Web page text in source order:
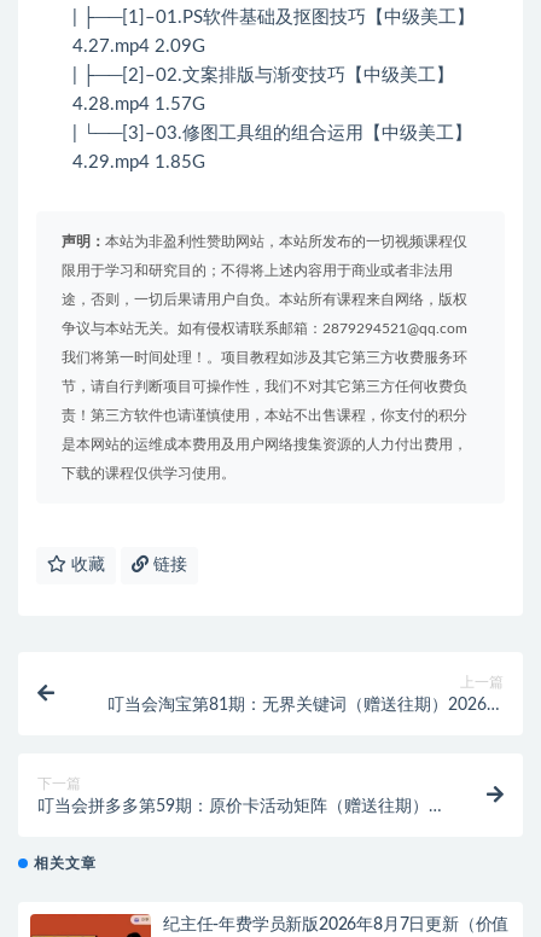
| ├──[1]–01.PS软件基础及抠图技巧【中级美工】
4.27.mp4 2.09G
| ├──[2]–02.文案排版与渐变技巧【中级美工】
4.28.mp4 1.57G
| └──[3]–03.修图工具组的组合运用【中级美工】
4.29.mp4 1.85G
声明： 本站为非盈利性赞助网站，本站所发布的一切视频课程仅
限用于学习和研究目的；不得将上述内容用于商业或者非法用
途，否则，一切后果请用户自负。本站所有课程来自网络，版权
争议与本站无关。如有侵权请联系邮箱：2879294521@qq.com
我们将第一时间处理！。项目教程如涉及其它第三方收费服务环
节，请自行判断项目可操作性，我们不对其它第三方任何收费负
责！第三方软件也请谨慎使用，本站不出售课程，你支付的积分
是本网站的运维成本费用及用户网络搜集资源的人力付出费用，
下载的课程仅供学习使用。
收藏 链接
上一篇
叮当会淘宝第81期：无界关键词（赠送往期）2026年
下一篇
叮当会拼多多第59期：原价卡活动矩阵（赠送往期）
相关文章
纪主任-年费学员新版2026年8月7日更新（价值